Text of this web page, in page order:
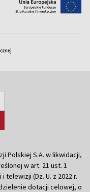
Polskiej S.A. w likwidacji,
w art. 21 ust. 1
telewizji (Dz. U. z 2022 r.
dotacji celowej, o